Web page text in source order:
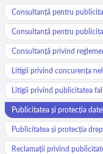
Consultanță pentru
Consultanță pentru
Consultanță privind
Litigii privind concurența
Litigii privind publicitatea
Publicitatea și protecția
Publicitatea și protecția
Reclamații privind